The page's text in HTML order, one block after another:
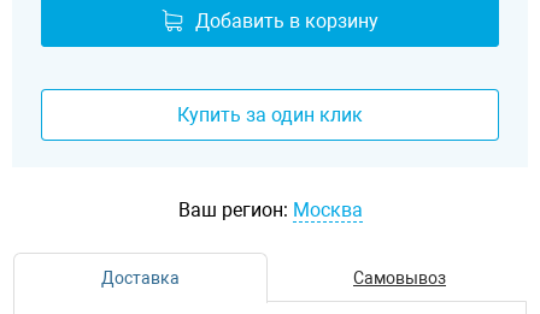
Добавить в корзину
Купить за один клик
Ваш регион: Москва
Доставка Самовывоз